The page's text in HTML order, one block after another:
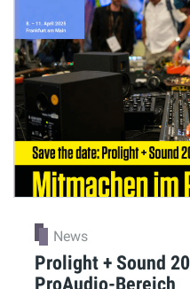
News
Prolight + Sound
ProAudio-Bereich